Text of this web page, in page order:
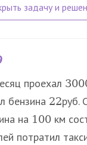
проехал
л бензина 22руб.
на 100 км
потратил